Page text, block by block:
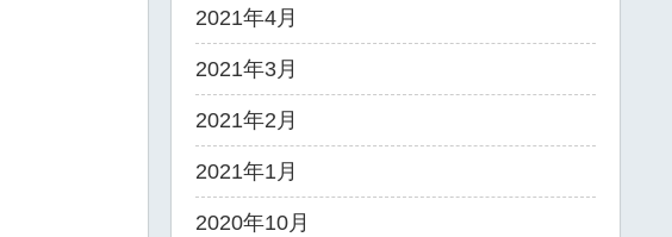
2021年4月
2021年3月
2021年2月
2021年1月
2020年10月